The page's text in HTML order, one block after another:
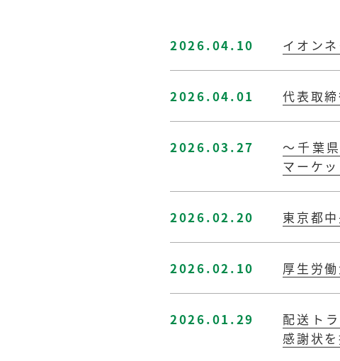
2026.04.10 イオン
2026.04.01 代表取
2026.03.27
～千葉
マーケ
2026.02.20 東京都
2026.02.10 厚生労
2026.01.29
配送ト
感謝状を